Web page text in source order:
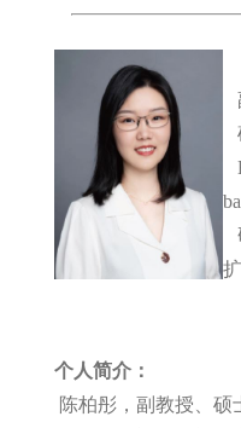
个人简介：
陈柏彤，副教授、